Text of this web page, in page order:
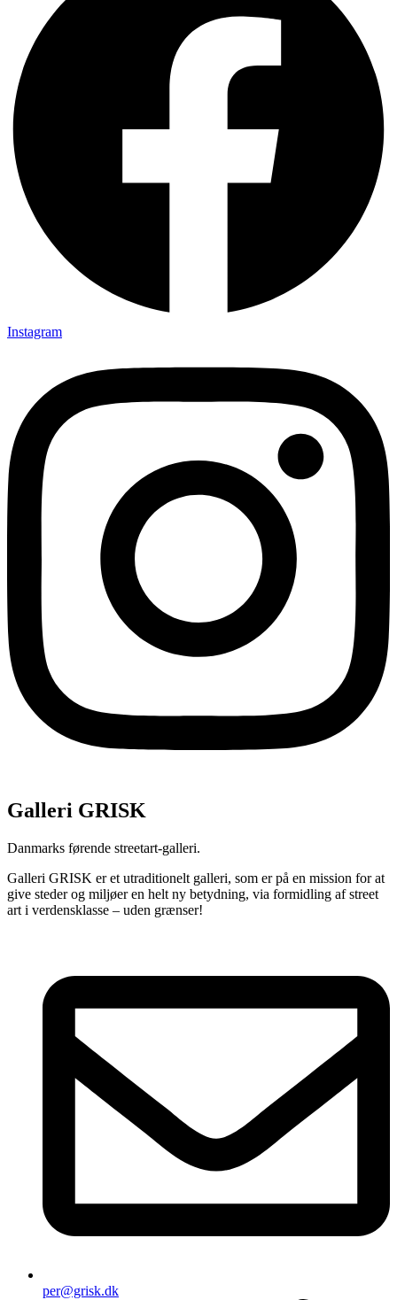
Instagram
Galleri GRISK
Danmarks førende streetart-galleri.
Galleri GRISK er et utraditionelt galleri, som er på en mission for at
give steder og miljøer en helt ny betydning, via formidling af street
art i verdensklasse – uden grænser!
per@grisk.dk